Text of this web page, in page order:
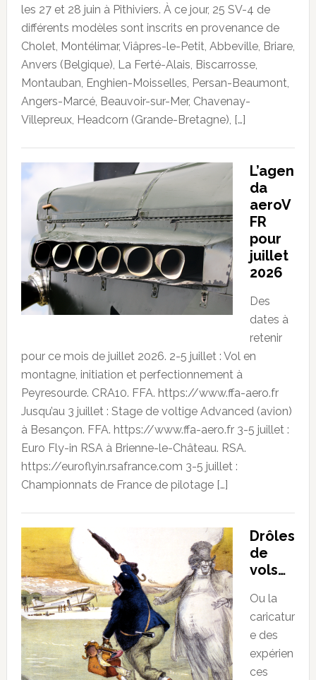
les 27 et 28 juin à Pithiviers. À ce jour, 25 SV-4 de
différents modèles sont inscrits en provenance de
Cholet, Montélimar, Viâpres-le-Petit, Abbeville, Briare,
Anvers (Belgique), La Ferté-Alais, Biscarrosse,
Montauban, Enghien-Moisselles, Persan-Beaumont,
Angers-Marcé, Beauvoir-sur-Mer, Chavenay-
Villepreux, Headcorn (Grande-Bretagne), […]
L’agen
da
aeroV
FR
pour
juillet
2026
Des
dates à
retenir
pour ce mois de juillet 2026. 2-5 juillet : Vol en
montagne, initiation et perfectionnement à
Peyresourde. CRA10. FFA. https://www.ffa-aero.fr
Jusqu’au 3 juillet : Stage de voltige Advanced (avion)
à Besançon. FFA. https://www.ffa-aero.fr 3-5 juillet :
Euro Fly-in RSA à Brienne-le-Château. RSA.
https://euroflyin.rsafrance.com 3-5 juillet :
Championnats de France de pilotage […]
Drôles
de
vols…
Ou la
caricatur
e des
expérien
ces